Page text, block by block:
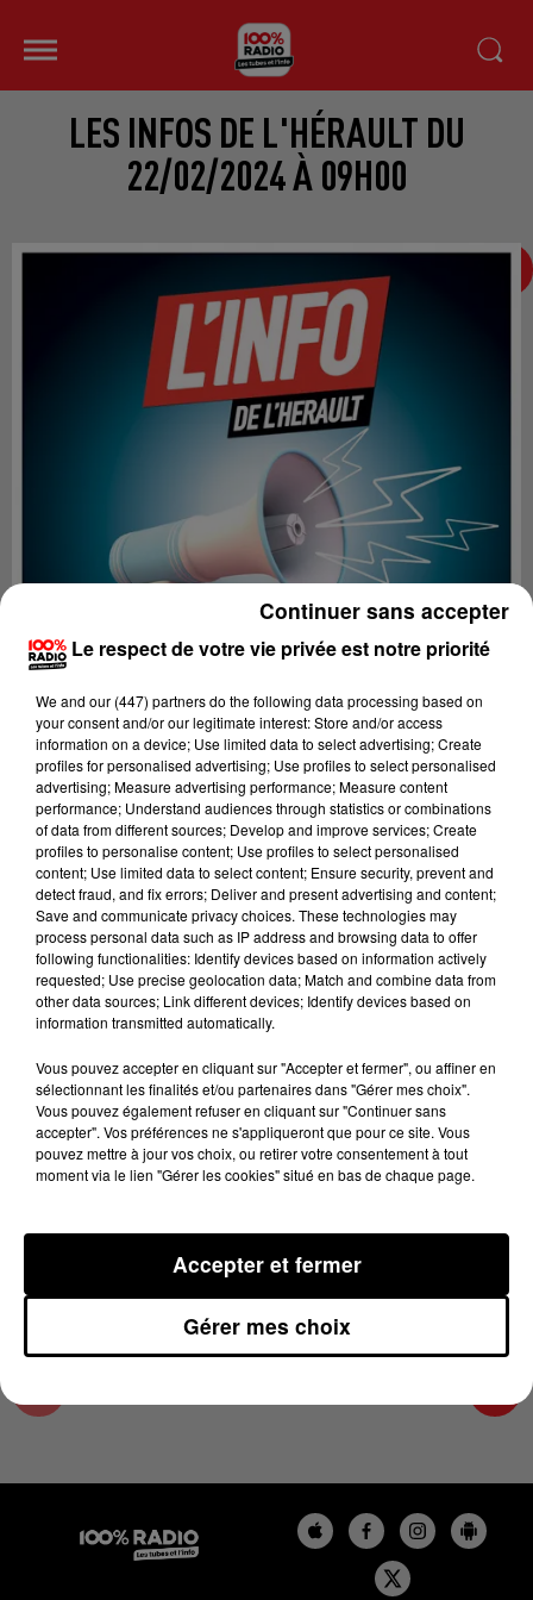
LES INFOS DE L'HÉRAULT DU
22/02/2024 À 09H00
Lecture (4 min 19 sec)
100%
100% Radio les infos de l'Hérault
22 février 2024 - 4 min 19 sec
LES INFOS DE L'HÉRAULT DU 22/02/2024 À
09H00
Podcasts infos de l'Hérault
Le respect de votre vie privée est notre priorité
We and our (447) partnersdo the following data processing based on
your consent and/or our legitimate interest: Store and/or access
information on a device; Use limited data to select advertising; Create
profiles for personalised advertising; Use profiles to select personalised
advertising; Measure advertising performance; Measure content
performance; Understand audiences through statistics or combinations
of data from different sources; Develop and improve services; Create
profiles to personalise content; Use profiles to select personalised
content; Use limited data to select content; Ensure security, prevent and
detect fraud, and fix errors; Deliver and present advertising and content;
Save and communicate privacy choices. These technologies may
process personal data such as IP address and browsing data to offer
following functionalities: Identify devices based on information actively
requested; Use precise geolocation data; Match and combine data from
other data sources; Link different devices; Identify devices based on
information transmitted automatically.
Vous pouvez accepter en cliquant sur "Accepter et fermer", ou affiner en
sélectionnant les finalités et/ou partenaires dans "Gérer mes choix".
Vous pouvez également refuser en cliquant sur "Continuer sans
accepter". Vos préférences ne s'appliqueront que pour ce site. Vous
pouvez mettre à jour vos choix, ou retirer votre consentement à tout
moment via le lien "Gérer les cookies" situé en bas de chaque page.
Gérer mes choix
Accepter et fermer
Continuer sans accepter